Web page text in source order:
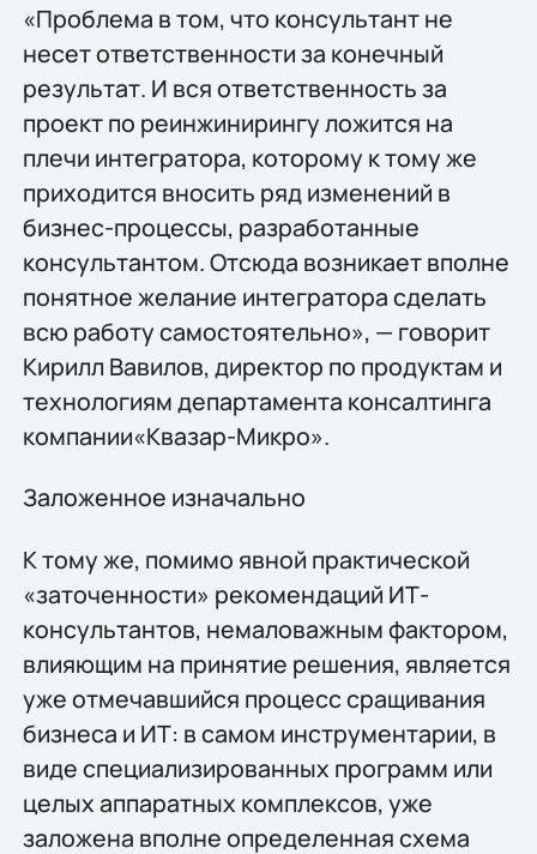
«Проблема в том, что консультант не
несет ответственности за конечный
результат. И вся ответственность за
проект по реинжинирингу ложится на
плечи интегратора, которому к тому же
приходится вносить ряд изменений в
бизнес-процессы, разработанные
консультантом. Отсюда возникает вполне
понятное желание интегратора сделать
всю работу самостоятельно», — говорит
Кирилл Вавилов, директор по продуктам и
технологиям департамента консалтинга
компании«Квазар-Микро».
Заложенное изначально
К тому же, помимо явной практической
«заточенности» рекомендаций ИТ-
консультантов, немаловажным фактором,
влияющим на принятие решения, является
уже отмечавшийся процесс сращивания
бизнеса и ИТ: в самом инструментарии, в
виде специализированных программ или
целых аппаратных комплексов, уже
заложена вполне определенная схема